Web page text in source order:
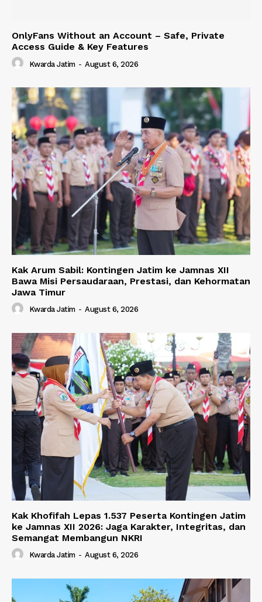
OnlyFans Without an Account – Safe, Private
Access Guide & Key Features
Kwarda Jatim - August 6, 2026
Kak Arum Sabil: Kontingen Jatim ke Jamnas XII
Bawa Misi Persaudaraan, Prestasi, dan Kehormatan
Jawa Timur
Kwarda Jatim - August 6, 2026
Kak Khofifah Lepas 1.537 Peserta Kontingen Jatim
ke Jamnas XII 2026: Jaga Karakter, Integritas, dan
Semangat Membangun NKRI
Kwarda Jatim - August 6, 2026